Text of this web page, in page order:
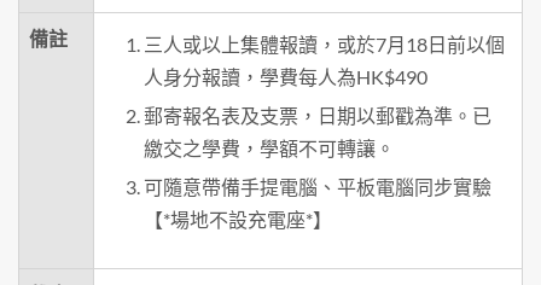
備註
三人或以上集體報讀，或於7月18日前以個
人身分報讀，學費每人為HK$490
郵寄報名表及支票，日期以郵戳為準。已
繳交之學費，學額不可轉讓。
可隨意帶備手提電腦、平板電腦同步實驗
【*場地不設充電座*】